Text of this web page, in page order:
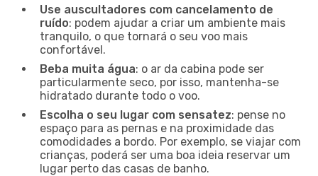
Use auscultadores com cancelamento de
ruído: podem ajudar a criar um ambiente mais
tranquilo, o que tornará o seu voo mais
confortável.
Beba muita água: o ar da cabina pode ser
particularmente seco, por isso, mantenha-se
hidratado durante todo o voo.
Escolha o seu lugar com sensatez: pense no
espaço para as pernas e na proximidade das
comodidades a bordo. Por exemplo, se viajar com
crianças, poderá ser uma boa ideia reservar um
lugar perto das casas de banho.